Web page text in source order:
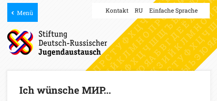
Menü Kontakt RU Einfache Sprache
Ich wünsche МИР...